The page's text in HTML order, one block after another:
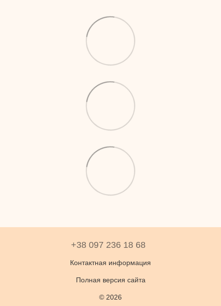
+38 097 236 18 68
Контактная информация
Полная версия сайта
© 2026